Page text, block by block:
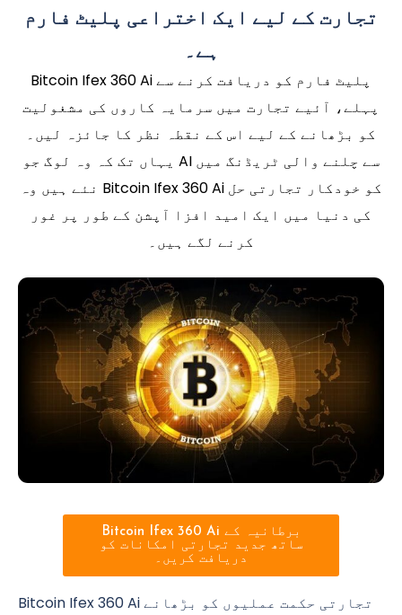
تجارت کے لیے ایک اختراعی پلیٹ فارم
ہے۔
Bitcoin Ifex 360 Ai پلیٹ فارم کو دریافت کرنے سے
پہلے، آئیے تجارت میں سرمایہ کاروں کی مشغولیت
کو بڑھانے کے لیے اس کے نقطہ نظر کا جائزہ لیں۔
یہاں تک کہ وہ لوگ جو AI سے چلنے والی ٹریڈنگ میں
نئے ہیں وہ Bitcoin Ifex 360 Ai کو خودکار تجارتی حل
کی دنیا میں ایک امید افزا آپشن کے طور پر غور
کرنے لگے ہیں۔
Bitcoin Ifex 360 Ai برطانیہ کے
ساتھ جدید تجارتی امکانات کو
دریافت کریں۔
Bitcoin Ifex 360 Ai تجارتی حکمت عملیوں کو بڑھانے